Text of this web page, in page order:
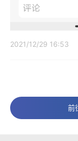
2021/12/29 16:53
前